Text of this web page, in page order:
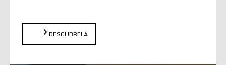
DESCÚBRELA